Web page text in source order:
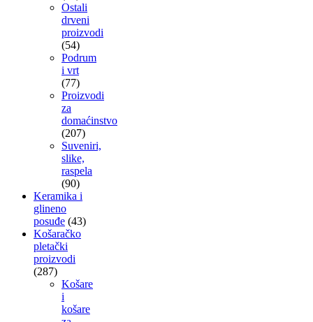
Ostali
drveni
proizvodi
(54)
Podrum
i vrt
(77)
Proizvodi
za
domaćinstvo
(207)
Suveniri,
slike,
raspela
(90)
Keramika i
glineno
posuđe (43)
Košaračko
pletački
proizvodi
(287)
Košare
i
košare